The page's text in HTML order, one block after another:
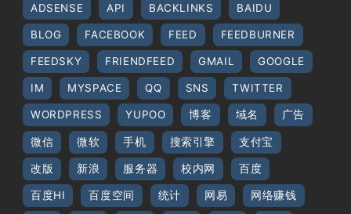
ADSENSE API BACKLINKS BAIDU
BLOG FACEBOOK FEED FEEDBURNER
FEEDSKY FRIENDFEED GMAIL GOOGLE
IM MYSPACE QQ SNS TWITTER
WORDPRESS YUPOO 博客 域名 广告
微信 微软 手机 搜索引擎 支付宝
改版 新浪 服务器 校内网 百度
百度HI 百度空间 统计 网易 网络赚钱